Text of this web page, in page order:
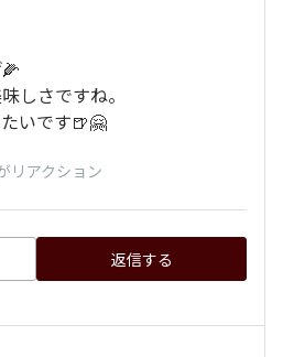
しさですね。
いです🍺🤗
リアクション
返信する